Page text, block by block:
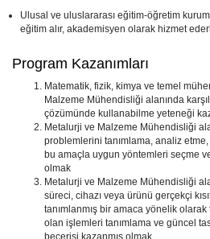
Ulusal ve uluslararası eğitim-öğretim
eğitim alır, akademisyen olarak hizmet
Program Kazanımları
Matematik, fizik, kimya ve temel
Malzeme Mühendisliği alanında
çözümünde kullanabilme yeteneği
Metalurji ve Malzeme Mühendisliği
problemlerini tanımlama, analiz
bu amaçla uygun yöntemleri seçme
olmak
Metalurji ve Malzeme Mühendisliği
süreci, cihazı veya ürünü gerçekçi
tanımlanmış bir amaca yönelik
olan işlemleri tanımlama ve güncel